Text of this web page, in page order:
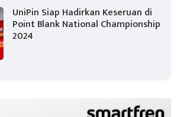
UniPin Siap Hadirkan Keseruan di
Point Blank National Championship
2024